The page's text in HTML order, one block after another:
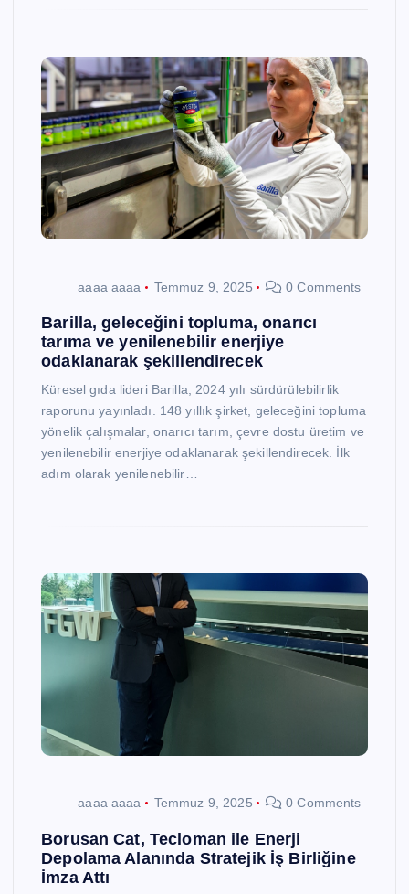
aaaa aaaa Temmuz 9, 2025 0 Comments
Barilla, geleceğini topluma, onarıcı
tarıma ve yenilenebilir enerjiye
odaklanarak şekillendirecek
Küresel gıda lideri Barilla, 2024 yılı sürdürülebilirlik
raporunu yayınladı. 148 yıllık şirket, geleceğini topluma
yönelik çalışmalar, onarıcı tarım, çevre dostu üretim ve
yenilenebilir enerjiye odaklanarak şekillendirecek. İlk
adım olarak yenilenebilir…
aaaa aaaa Temmuz 9, 2025 0 Comments
Borusan Cat, Tecloman ile Enerji
Depolama Alanında Stratejik İş Birliğine
İmza Attı